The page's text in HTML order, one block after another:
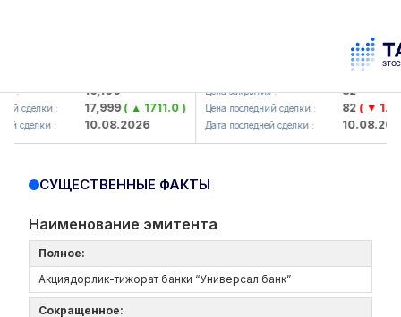
: 16,100
сделки : 17,999( ▲ 1711.0 )
сделки : 10.08.2026
KFSK (<Kafolat sug'urta
Цена закрытия : 82
Цена последний сделки : 82( ▼ 1.91 )
Дата последней сделки : 10.08.2026
СУЩЕСТВЕННЫЕ ФАКТЫ
Наименование эмитента
Полное:
Акциядорлик-тижорат банки “Универсал банк”
Сокращенное: